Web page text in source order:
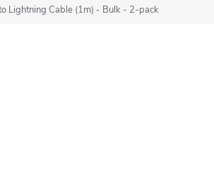
Lightning Cable (1m) - Bulk - 2-pack